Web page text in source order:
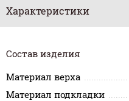
Характеристики
Состав изделия
Материал верха
Материал подкладки